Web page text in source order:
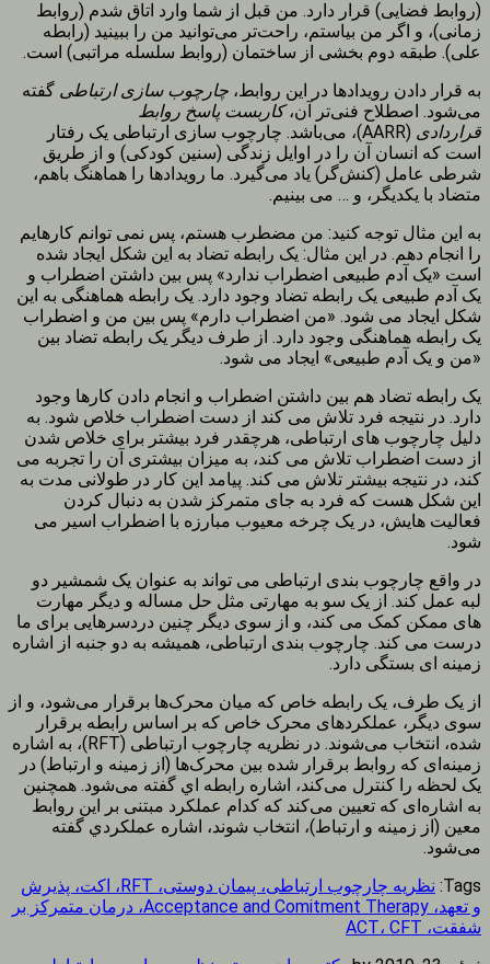
(روابط فضایی) قرار دارد. من قبل از شما وارد اتاق شدم (روابط
زمانی)، و اگر من بیاستم، راحت‌تر می‌توانید من را ببینید (رابطه
علی). طبقه دوم بخشی از ساختمان (روابط سلسله مراتبی) است.
به قرار دادن رویدادها در این روابط، چارچوب سازی ارتباطی گفته
می‌شود. اصطلاح فنی‌تر آن،کاربست پاسخ روابط
قراردادی
(AARR)، می‌باشد. چارچوب سازی ارتباطی یک رفتار
است که انسان آن را در اوایل زندگی (سنین کودکی) و از طریق
شرطی عامل (کنش‌گر) یاد می‌گیرد. ما رویدادها را هماهنگ باهم،
متضاد با یکدیگر، و … می بینیم.
به این مثال توجه کنید: من مضطرب هستم، پس نمی توانم کارهایم
را انجام دهم. در این مثال: یک رابطه تضاد به این شکل ایجاد شده
است «یک آدم طبیعی اضطراب ندارد» پس بین داشتن اضطراب و
یک آدم طبیعی یک رابطه تضاد وجود دارد. یک رابطه هماهنگی به این
شکل ایجاد می شود. «من اضطراب دارم» پس بین من و اضطراب
یک رابطه هماهنگی وجود دارد. از طرف دیگر یک رابطه تضاد بین
«من و یک آدم طبیعی» ایجاد می شود.
یک رابطه تضاد هم بین داشتن اضطراب و انجام دادن کارها وجود
دارد. در نتیجه فرد تلاش می کند از دست اضطراب خلاص شود. به
دلیل چارچوب های ارتباطی، هرچقدر فرد بیشتر برای خلاص شدن
از دست اضطراب تلاش می کند، به میزان بیشتری آن را تجربه می
کند، در نتیجه بیشتر تلاش می کند. پیامد این کار در طولانی مدت به
این شکل هست که فرد به جای متمرکز شدن به دنبال کردن
فعالیت هایش، در یک چرخه معیوب مبارزه با اضطراب اسیر می
شود.
در واقع چارچوب بندی ارتباطی می تواند به عنوان یک شمشیر دو
لبه عمل کند. از یک سو به مهارتی مثل حل مساله و دیگر مهارت
های ممکن کمک می کند، و از سوی دیگر چنین دردسرهایی برای ما
درست می کند. چارچوب بندی ارتباطی، همیشه به دو جنبه از اشاره
زمینه ای بستگی دارد.
از یک طرف، یک رابطه خاص که میان محرک‌ها برقرار می‌شود، و از
سوی دیگر، عملکردهای محرک خاص که بر اساس رابطه برقرار
شده، انتخاب می‌شوند. در نظریه چارچوب ارتباطی (RFT)، به اشاره
زمینه‌ای که روابط برقرار شده بین محرک‌ها (از زمینه و ارتباط) در
یک لحظه را کنترل می‌کند، اشاره رابطه اي گفته می‌شود. همچنین
به اشاره‌ای که تعیین می‌کند که کدام عملکرد مبتنی بر این روابط
معین (از زمینه و ارتباط)، انتخاب شوند، اشاره عملكردي گفته
می‌شود.
Tags:
نظریه چارچوب ارتباطی، پیمان دوستی، RFT، اکت، پذیرش
و تعهد، Acceptance and Comitment Therapy، درمان متمرکز بر
شفقت، ACT، CFT